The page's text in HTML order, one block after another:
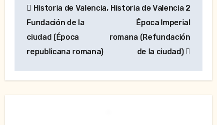
de
entradas
Historia de Valencia,
Fundación de la
ciudad (Época
republicana romana)
Historia de Valencia 2
Época Imperial
romana (Refundación
de la ciudad)